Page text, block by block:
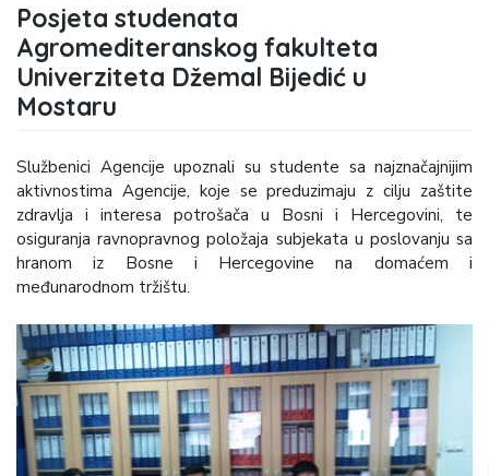
Posjeta studenata
Agromediteranskog fakulteta
Univerziteta Džemal Bijedić u
Mostaru
Službenici Agencije upoznali su studente sa najznačajnijim
aktivnostima Agencije, koje se preduzimaju z cilju zaštite
zdravlja i interesa potrošača u Bosni i Hercegovini, te
osiguranja ravnopravnog položaja subjekata u poslovanju sa
hranom iz Bosne i Hercegovine na domaćem i
međunarodnom tržištu.